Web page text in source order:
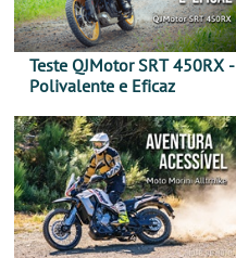
Teste QJMotor SRT 450RX -
Polivalente e Eficaz